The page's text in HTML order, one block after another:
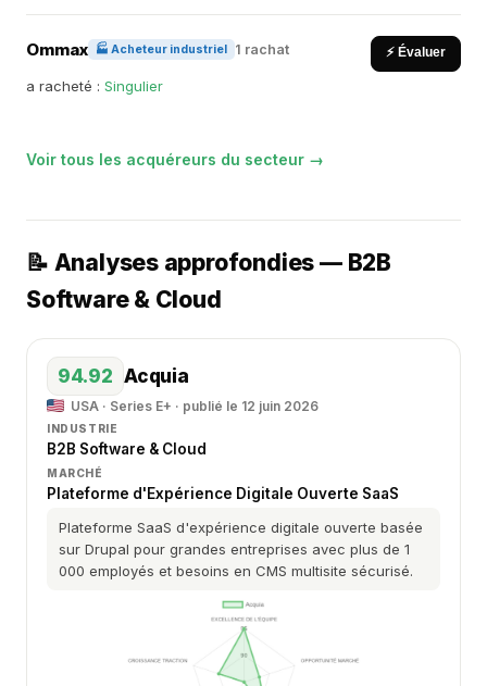
Ommax 🏭 Acheteur industriel 1 rachat ⚡ Évaluer
a racheté : Singulier
Voir tous les acquéreurs du secteur →
📝 Analyses approfondies — B2B
Software & Cloud
94.92 Acquia
USA · Series E+ · publié le 12 juin 2026
INDUSTRIE
B2B Software & Cloud
MARCHÉ
Plateforme d'Expérience Digitale Ouverte SaaS
Plateforme SaaS d'expérience digitale ouverte basée
sur Drupal pour grandes entreprises avec plus de 1
000 employés et besoins en CMS multisite sécurisé.